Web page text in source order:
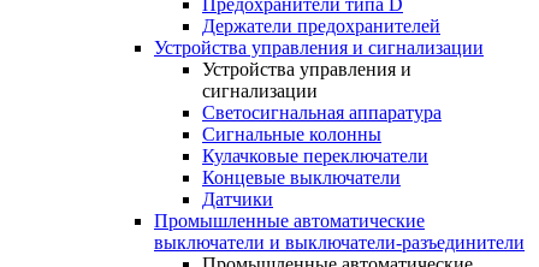
Предохранители типа D
Держатели предохранителей
Устройства управления и сигнализации
Устройства управления и
сигнализации
Светосигнальная аппаратура
Сигнальные колонны
Кулачковые переключатели
Концевые выключатели
Датчики
Промышленные автоматические
выключатели и выключатели-разъединители